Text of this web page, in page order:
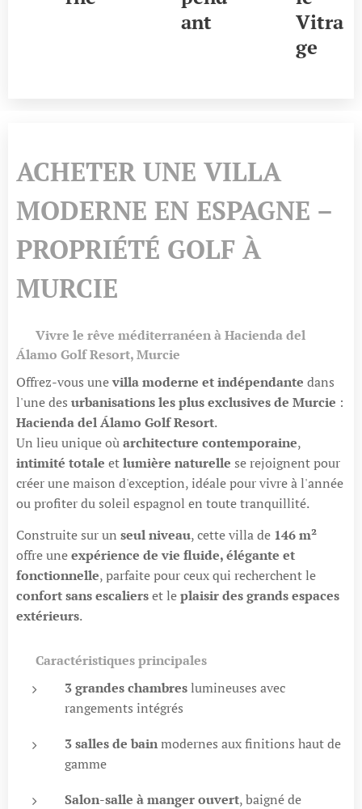
ant
Vitra
ge
ACHETER UNE VILLA
MODERNE EN ESPAGNE –
PROPRIÉTÉ GOLF À
MURCIE
Vivre le rêve méditerranéen à Hacienda del
Álamo Golf Resort, Murcie
Offrez-vous unevilla moderne et indépendante dans
l'une des urbanisations les plus exclusives de Murcie :
Hacienda del Álamo Golf Resort.
Un lieu unique oùarchitecture contemporaine,
intimité totale etlumière naturelle se rejoignent pour
créer une maison d'exception, idéale pour vivre à l'année
ou profiter du soleil espagnol en toute tranquillité.
Construite sur un seul niveau, cette villa de 146 m²
offre uneexpérience de vie fluide, élégante et
fonctionnelle, parfaite pour ceux qui recherchent le
confort sans escalierset leplaisir des grands espaces
extérieurs.
Caractéristiques principales
3 grandes chambreslumineuses avec
rangements intégrés
3 salles de bainmodernes aux finitions haut de
gamme
Salon-salle à manger ouvert, baigné de